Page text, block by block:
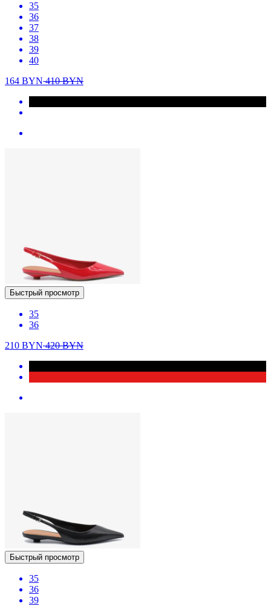
35
36
37
38
39
40
164 BYN410BYN
Быстрый просмотр
35
36
210 BYN420BYN
Быстрый просмотр
35
36
39